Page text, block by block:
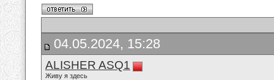
04.05.2024, 15:28
ALISHER ASQ1
Живу я здесь